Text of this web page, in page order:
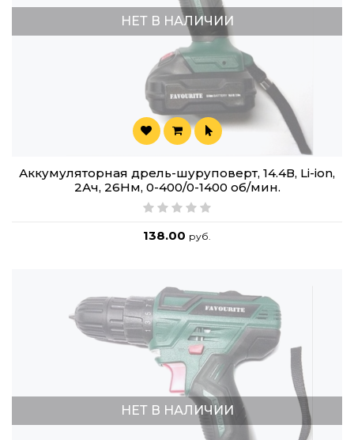
НЕТ В НАЛИЧИИ
Аккумуляторная дрель-шуруповерт, 14.4В, Li-ion,
2Ач, 26Нм, 0-400/0-1400 об/мин.
138.00 руб.
НЕТ В НАЛИЧИИ